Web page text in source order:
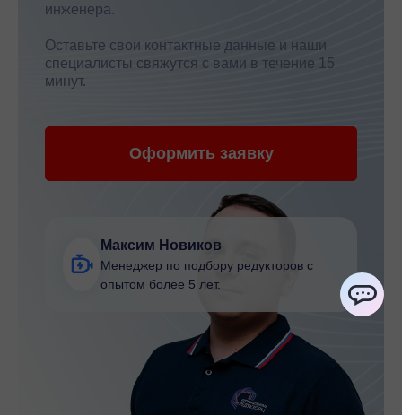
инженера.
Оставьте свои контактные данные и наши
специалисты свяжутся с вами в течение 15
минут.
Оформить заявку
Максим Новиков
Менеджер по подбору редукторов с
опытом более 5 лет.
ChatApp